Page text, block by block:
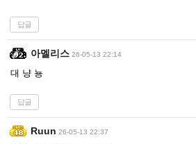
답글
아멜리스 26-05-13 22:14
대 냥 뇽
답글
Ruun 26-05-13 22:37